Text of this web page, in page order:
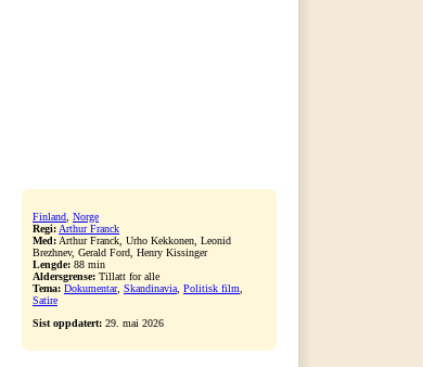
Finland Norge
Regi: Arthur Franck
Med: Arthur Franck, Urho Kekkonen, Leonid
Brezhnev, Gerald Ford, Henry Kissinger
Lengde: 88 min
Aldersgrense: Tillatt for alle
Tema: Dokumentar, Skandinavia Politisk film
Satire
Sist oppdatert: 29. mai 2026